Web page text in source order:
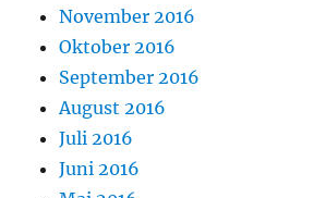
November 2016
Oktober 2016
September 2016
August 2016
Juli 2016
Juni 2016